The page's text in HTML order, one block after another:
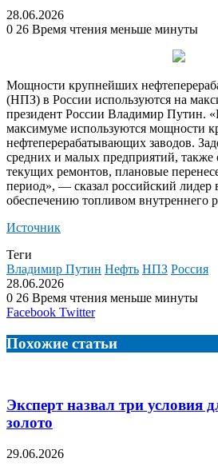
28.06.2026
0 26 Время чтения меньше минуты
Мощности крупнейших
(НПЗ) в России используются на
президент России Владимир Путин.
максимуме используются мощности
нефтеперерабатывающих заводов.
средних и малых предприятий,
текущих ремонтов, плановые
период», — сказал российский лидер
обеспечению топливом внутреннего
Источник
Теги
Владимир Путин Нефть НПЗ Россия
28.06.2026
0 26 Время чтения меньше минуты
Facebook TwitterLinkedIn
Tumblr
Reddit
Вконтакте
Одноклассники
Skype
Messenger
Messenger
WhatsApp
Telegram
Viber
Line
Поделиться
электронную
почту
Похожие статьи
Эксперт назвал три условия
золото
29.06.2026